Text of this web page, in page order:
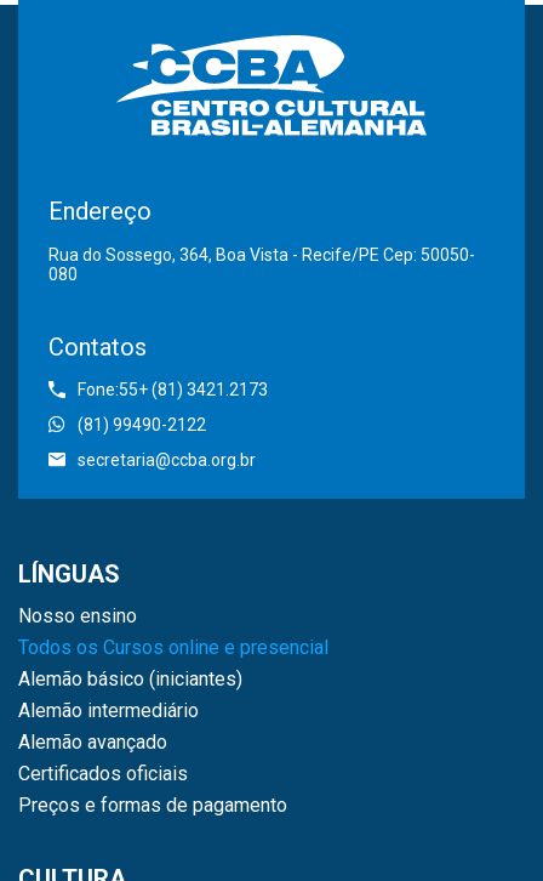
Endereço
Rua do Sossego, 364, Boa Vista - Recife/PE Cep: 50050-
080
Contatos
Fone:55+ (81) 3421.2173
(81) 99490-2122
secretaria@ccba.org.br
LÍNGUAS
Nosso ensino
Todos os Cursos online e presencial
Alemão básico (iniciantes)
Alemão intermediário
Alemão avançado
Certificados oficiais
Preços e formas de pagamento